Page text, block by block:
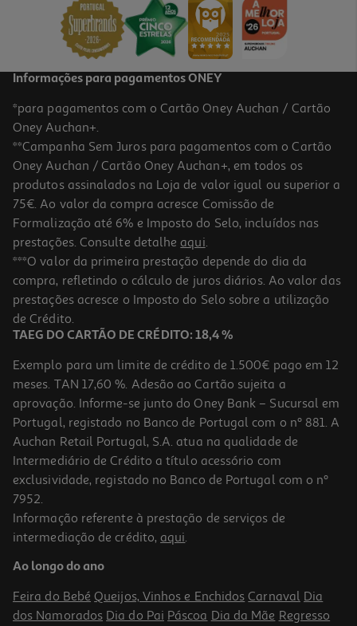
139,99 €
Bicicleta Spidey R14"
144.99 €/un
144,99 €
Bicicleta Bluey R12"
99.99 €/un
99,99 €
Informações para pagamentos ONEY
*para pagamentos com o Cartão Oney Auchan / Cartão
Oney Auchan+.
**Campanha Sem Juros para pagamentos com o Cartão
Oney Auchan / Cartão Oney Auchan+, em todos os
produtos assinalados na Loja de valor igual ou superior a
75€. Ao valor da compra acresce Comissão de
Formalização até 6% e Imposto do Selo, incluídos nas
prestações. Consulte detalhe aqui.
***O valor da primeira prestação depende do dia da
compra, refletindo o cálculo de juros diários. Ao valor das
prestações acresce o Imposto do Selo sobre a utilização
de Crédito.
TAEG DO CARTÃO DE CRÉDITO: 18,4 %
Exemplo para um limite de crédito de 1.500€ pago em 12
meses. TAN 17,60 %. Adesão ao Cartão sujeita a
aprovação. Informe-se junto do Oney Bank – Sucursal em
Portugal, registado no Banco de Portugal com o nº 881. A
Auchan Retail Portugal, S.A. atua na qualidade de
Intermediário de Crédito a título acessório com
exclusividade, registado no Banco de Portugal com o nº
7952.
Informação referente à prestação de serviços de
intermediação de crédito, aqui.
Ao longo do ano
Feira do Bebé Queijos, Vinhos e Enchidos Carnaval Dia
dos Namorados Dia do Pai Páscoa Dia da Mãe Regresso